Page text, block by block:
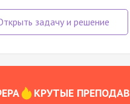
КРУТЫЕ